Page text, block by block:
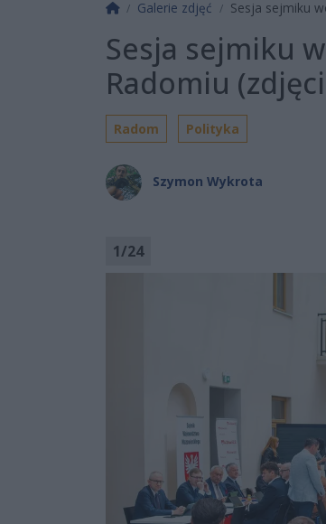
Strona główna
Galerie zdjęć Sesja sejmiku
Sesja sejmiku
Radomiu
Radom Polityka
Szymon Wykrota
1/24